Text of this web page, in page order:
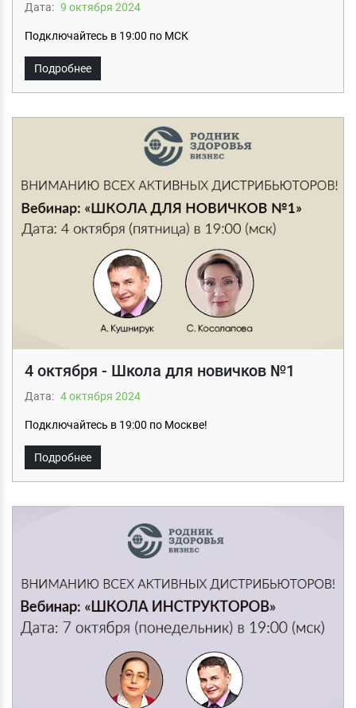
Дата: 9 октября 2024
Подключайтесь в 19:00 по МСК
Подробнее
4 октября - Школа для новичков №1
Дата: 4 октября 2024
Подключайтесь в 19:00 по Москве!
Подробнее